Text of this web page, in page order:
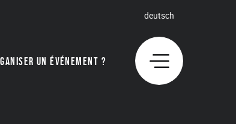
UN ÉVÉNEMENT ?
deutsch